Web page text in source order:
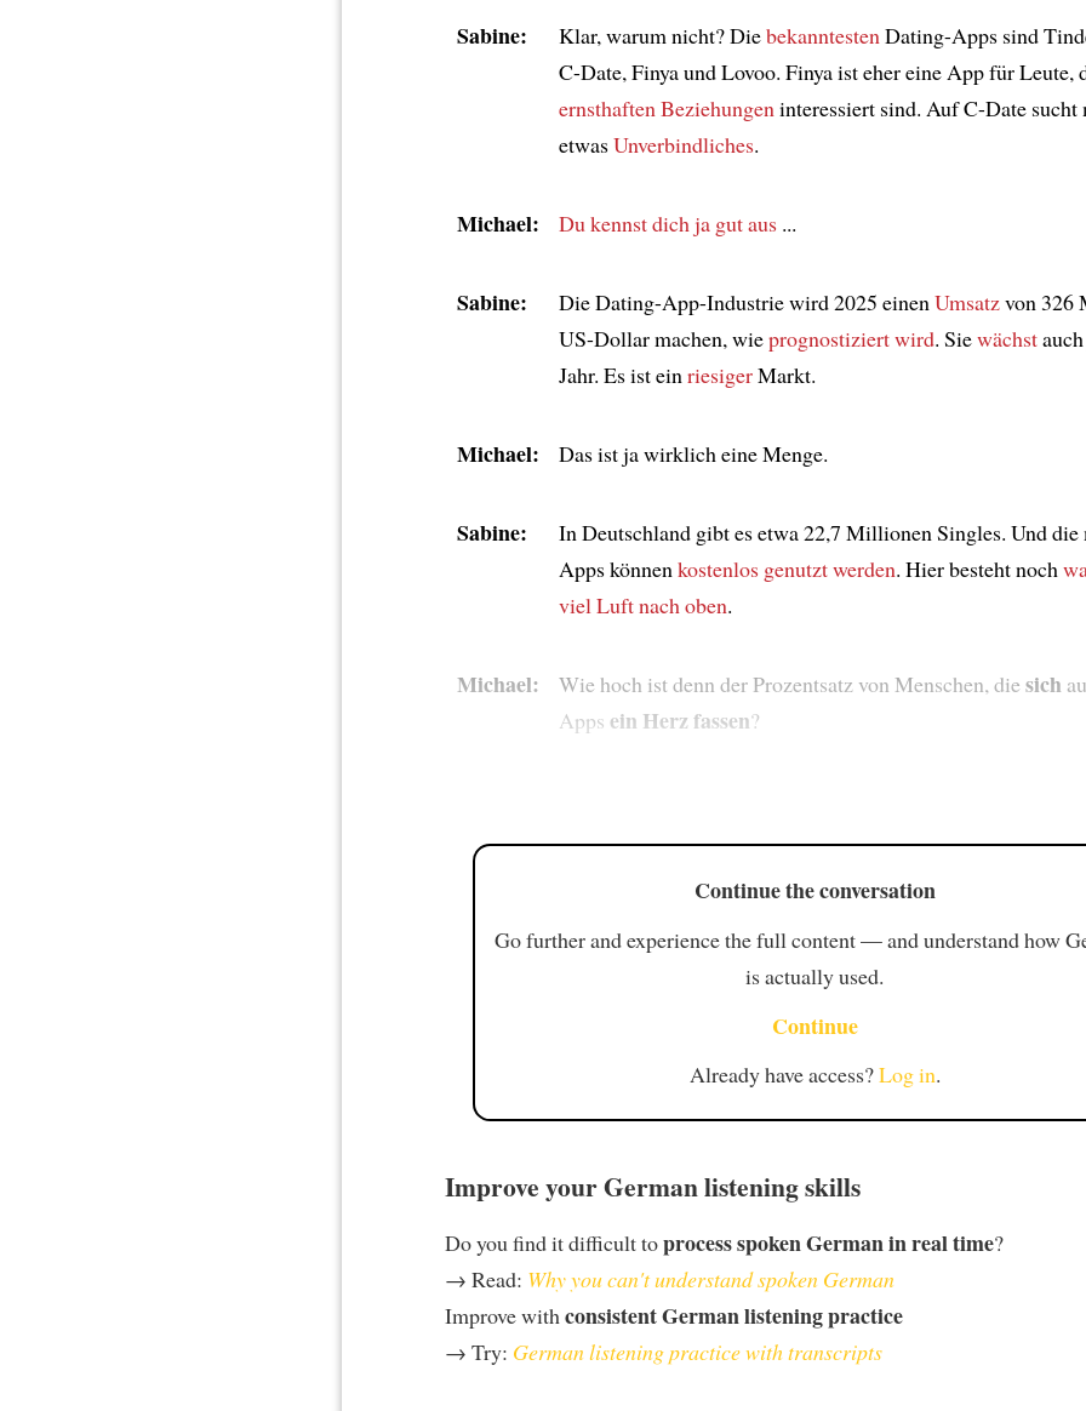
Sabine: Klar, warum nicht? Diebekanntesten Dating-Apps sind
C-Date, Finya und Lovoo. Finya ist eher eine App für Leute,
ernsthaften Beziehungen interessiert sind. Auf C-Date sucht
etwasUnverbindliches.
Michael: Du kennst dich ja gut aus...
Sabine: Die Dating-App-Industrie wird 2025 einen Umsatzvon 326
US-Dollar machen, wieprognostiziert wird. Siewächstauch
Jahr. Es ist ein riesigerMarkt.
Michael: Das ist ja wirklich eine Menge.
Sabine:
In Deutschland gibt es etwa 22,7 Millionen Singles. Und die
Apps können kostenlos genutzt werden. Hier besteht noch
viel Luft nach oben.
Michael: Wie hoch ist denn der Prozentsatz von Menschen, die sich
Apps ein Herz fassen?
Continue the conversation
Go further and experience the full content — and understand how
is actually used.
Continue
Already have access?Log in.
Improve your German listening skills
Do you find it difficult toprocess spoken German in real time?
→ Read: Why you can't understand spoken German
Improve with consistent German listening practice
→ Try: German listening practice with transcripts